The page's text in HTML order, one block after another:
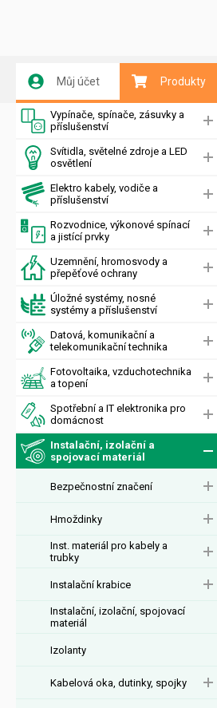
Můj účet Produkty
Vypínače, spínače, zásuvky a
příslušenství
Svítidla, světelné zdroje a LED
osvětlení
Elektro kabely, vodiče a
příslušenství
Rozvodnice, výkonové spínací
a jistící prvky
Uzemnění, hromosvody a
přepěťové ochrany
Úložné systémy, nosné
systémy a příslušenství
Datová, komunikační a
telekomunikační technika
Fotovoltaika, vzduchotechnika
a topení
Spotřební a IT elektronika pro
domácnost
Instalační, izolační a
spojovací materiál
Bezpečnostní značení
Hmoždinky
Inst. materiál pro kabely a
trubky
Instalační krabice
Instalační, izolační, spojovací
materiál
Izolanty
Kabelová oka, dutinky, spojky